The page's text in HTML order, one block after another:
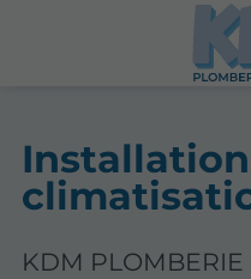
Installation
KDM